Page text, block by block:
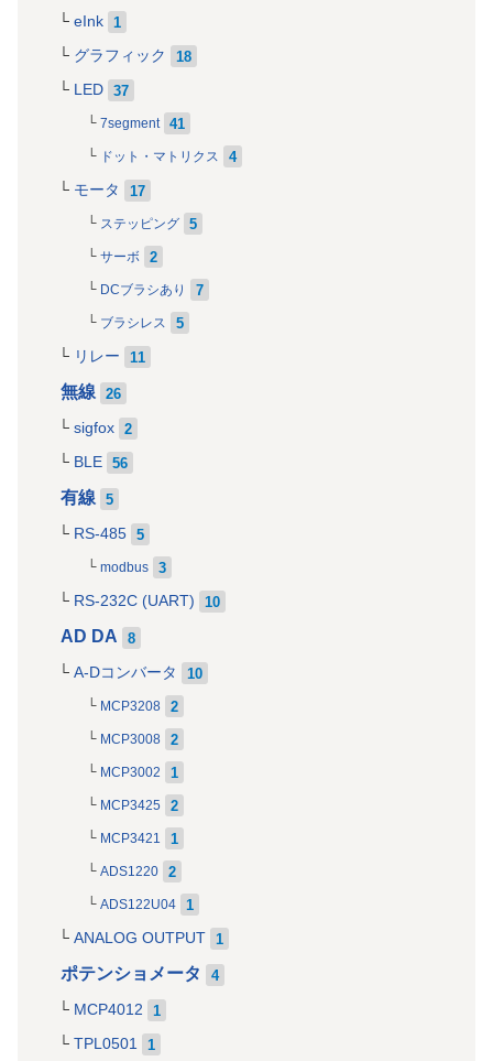
eInk 1
グラフィック 18
LED 37
7segment 41
ドット・マトリクス 4
モータ 17
ステッピング 5
サーボ 2
DCブラシあり 7
ブラシレス 5
リレー 11
無線 26
sigfox 2
BLE 56
有線 5
RS-485 5
modbus 3
RS-232C (UART) 10
AD DA 8
A-Dコンバータ 10
MCP3208 2
MCP3008 2
MCP3002 1
MCP3425 2
MCP3421 1
ADS1220 2
ADS122U04 1
ANALOG OUTPUT 1
ポテンショメータ 4
MCP4012 1
TPL0501 1